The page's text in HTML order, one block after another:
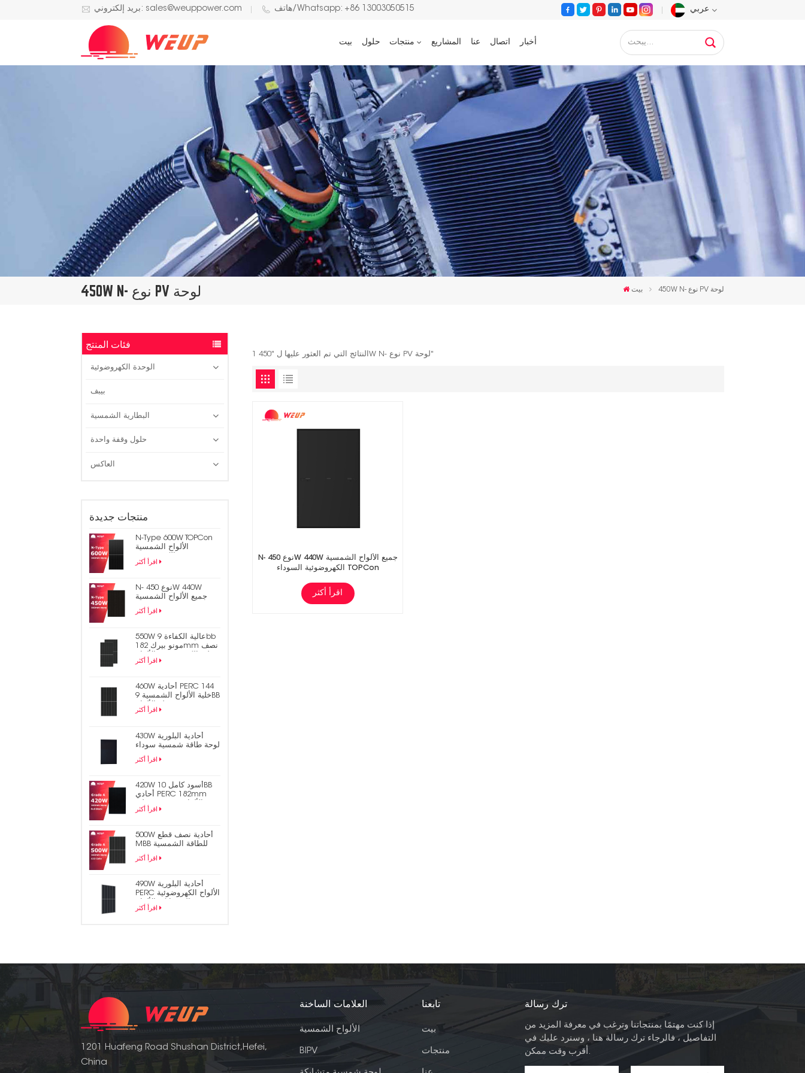
بريد إلكتروني: sales@weuppower.com هاتف/Whatsapp: +86 13003050515 عربي
English
Français
Deutsch
Русский
Español
Português
日语
한국인
بيت حلول منتجات المشاريع عنا اتصال أخبار
450W N- نوع PV لوحة بيت 450W N- نوع PV لوحة
فئات المنتج
الوحدة الكهروضوئية
بيبف
البطارية الشمسية
حلول وقفة واحدة
العاكس
منتجات جديدة
N-Type 600W TOPCon
الألواح الشمسية
الكهروضوئية
اقرأ أكثر
N- نوع 450W 440W
جميع الألواح الشمسية
الكهروضوئية السوداء
TOPCon
اقرأ أكثر
550W عالية الكفاءة 9bb
مونو بيرك 182mm نصف
خلية الكهروضوئية الألواح
الشمسية
اقرأ أكثر
460W أحادية PERC 144
خلية الألواح الشمسية 9BB
نصف قطع الألواح
الكهروضوئية
اقرأ أكثر
430W أحادية البلورية
لوحة طاقة شمسية سوداء
متشابكة بالكامل
اقرأ أكثر
420W أسود كامل 10BB
أحادي PERC 182mm
نصف خلية PV الألواح
الشمسية
اقرأ أكثر
500W أحادية نصف قطع
MBB للطاقة الشمسية
لوحة الكهروضوئية
اقرأ أكثر
490W أحادية البلورية
PERC الألواح الكهروضوئية
المتشابكة الألواح
الشمسية
اقرأ أكثر
1 النتائج التي تم العثور عليها ل "450W N- نوع PV لوحة"
N- نوع 450W 440W جميع الألواح الشمسية
الكهروضوئية السوداء TOPCon
اقرأ أكثر
1201 Huafeng Road Shushan District,Hefei,
China
العلامات الساخنة
الألواح الشمسية
BIPV
تابعنا
بيت
منتجات
ترك رسالة
إذا كنت مهتمًا بمنتجاتنا وترغب في معرفة المزيد من
التفاصيل ، فالرجاء ترك رسالة هنا ، وسنرد عليك في
أقرب وقت ممكن.